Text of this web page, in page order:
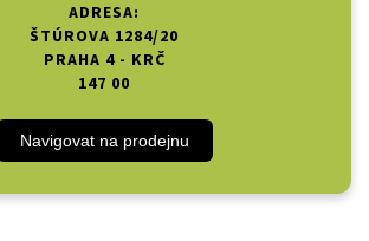
ADRESA:
ŠTÚROVA 1284/20
PRAHA 4 - KRČ
147 00
Navigovat na prodejnu